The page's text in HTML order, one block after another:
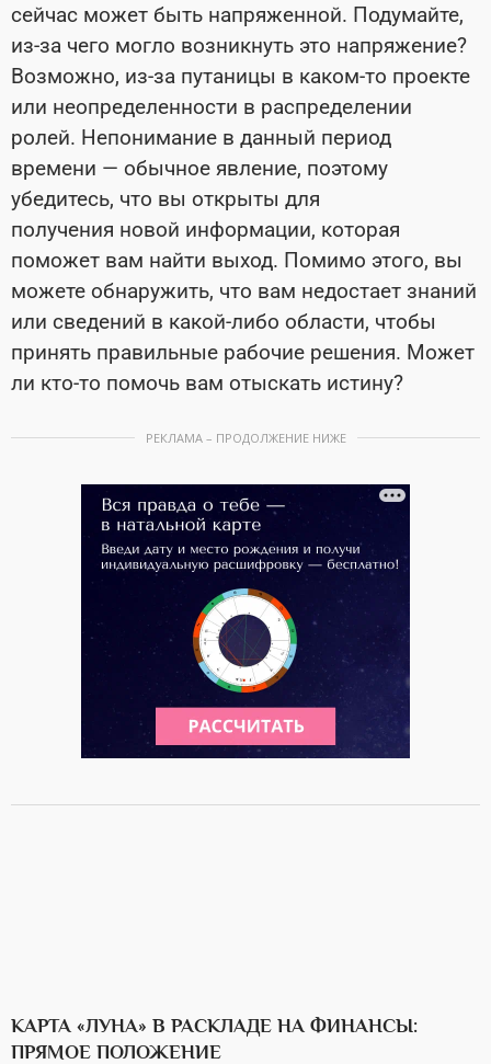
сейчас может быть напряженной. Подумайте,
из-за чего могло возникнуть это напряжение?
Возможно, из-за путаницы в каком-то проекте
или неопределенности в распределении
ролей. Непонимание в данный период
времени — обычное явление, поэтому
убедитесь, что вы открыты для
получения новой информации, которая
поможет вам найти выход. Помимо этого, вы
можете обнаружить, что вам недостает знаний
или сведений в какой-либо области, чтобы
принять правильные рабочие решения. Может
ли кто-то помочь вам отыскать истину?
РЕКЛАМА – ПРОДОЛЖЕНИЕ НИЖЕ
КАРТА «ЛУНА» В РАСКЛАДЕ НА ФИНАНСЫ:
ПРЯМОЕ ПОЛОЖЕНИЕ